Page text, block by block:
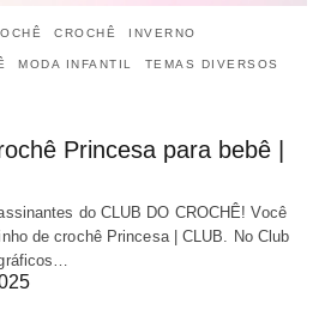
CROCHÊ INVERNO
MODA INFANTIL TEMAS DIVERSOS
Princesa para bebê |
do CLUB DO CROCHÊ! Você
de crochê Princesa | CLUB. No Club